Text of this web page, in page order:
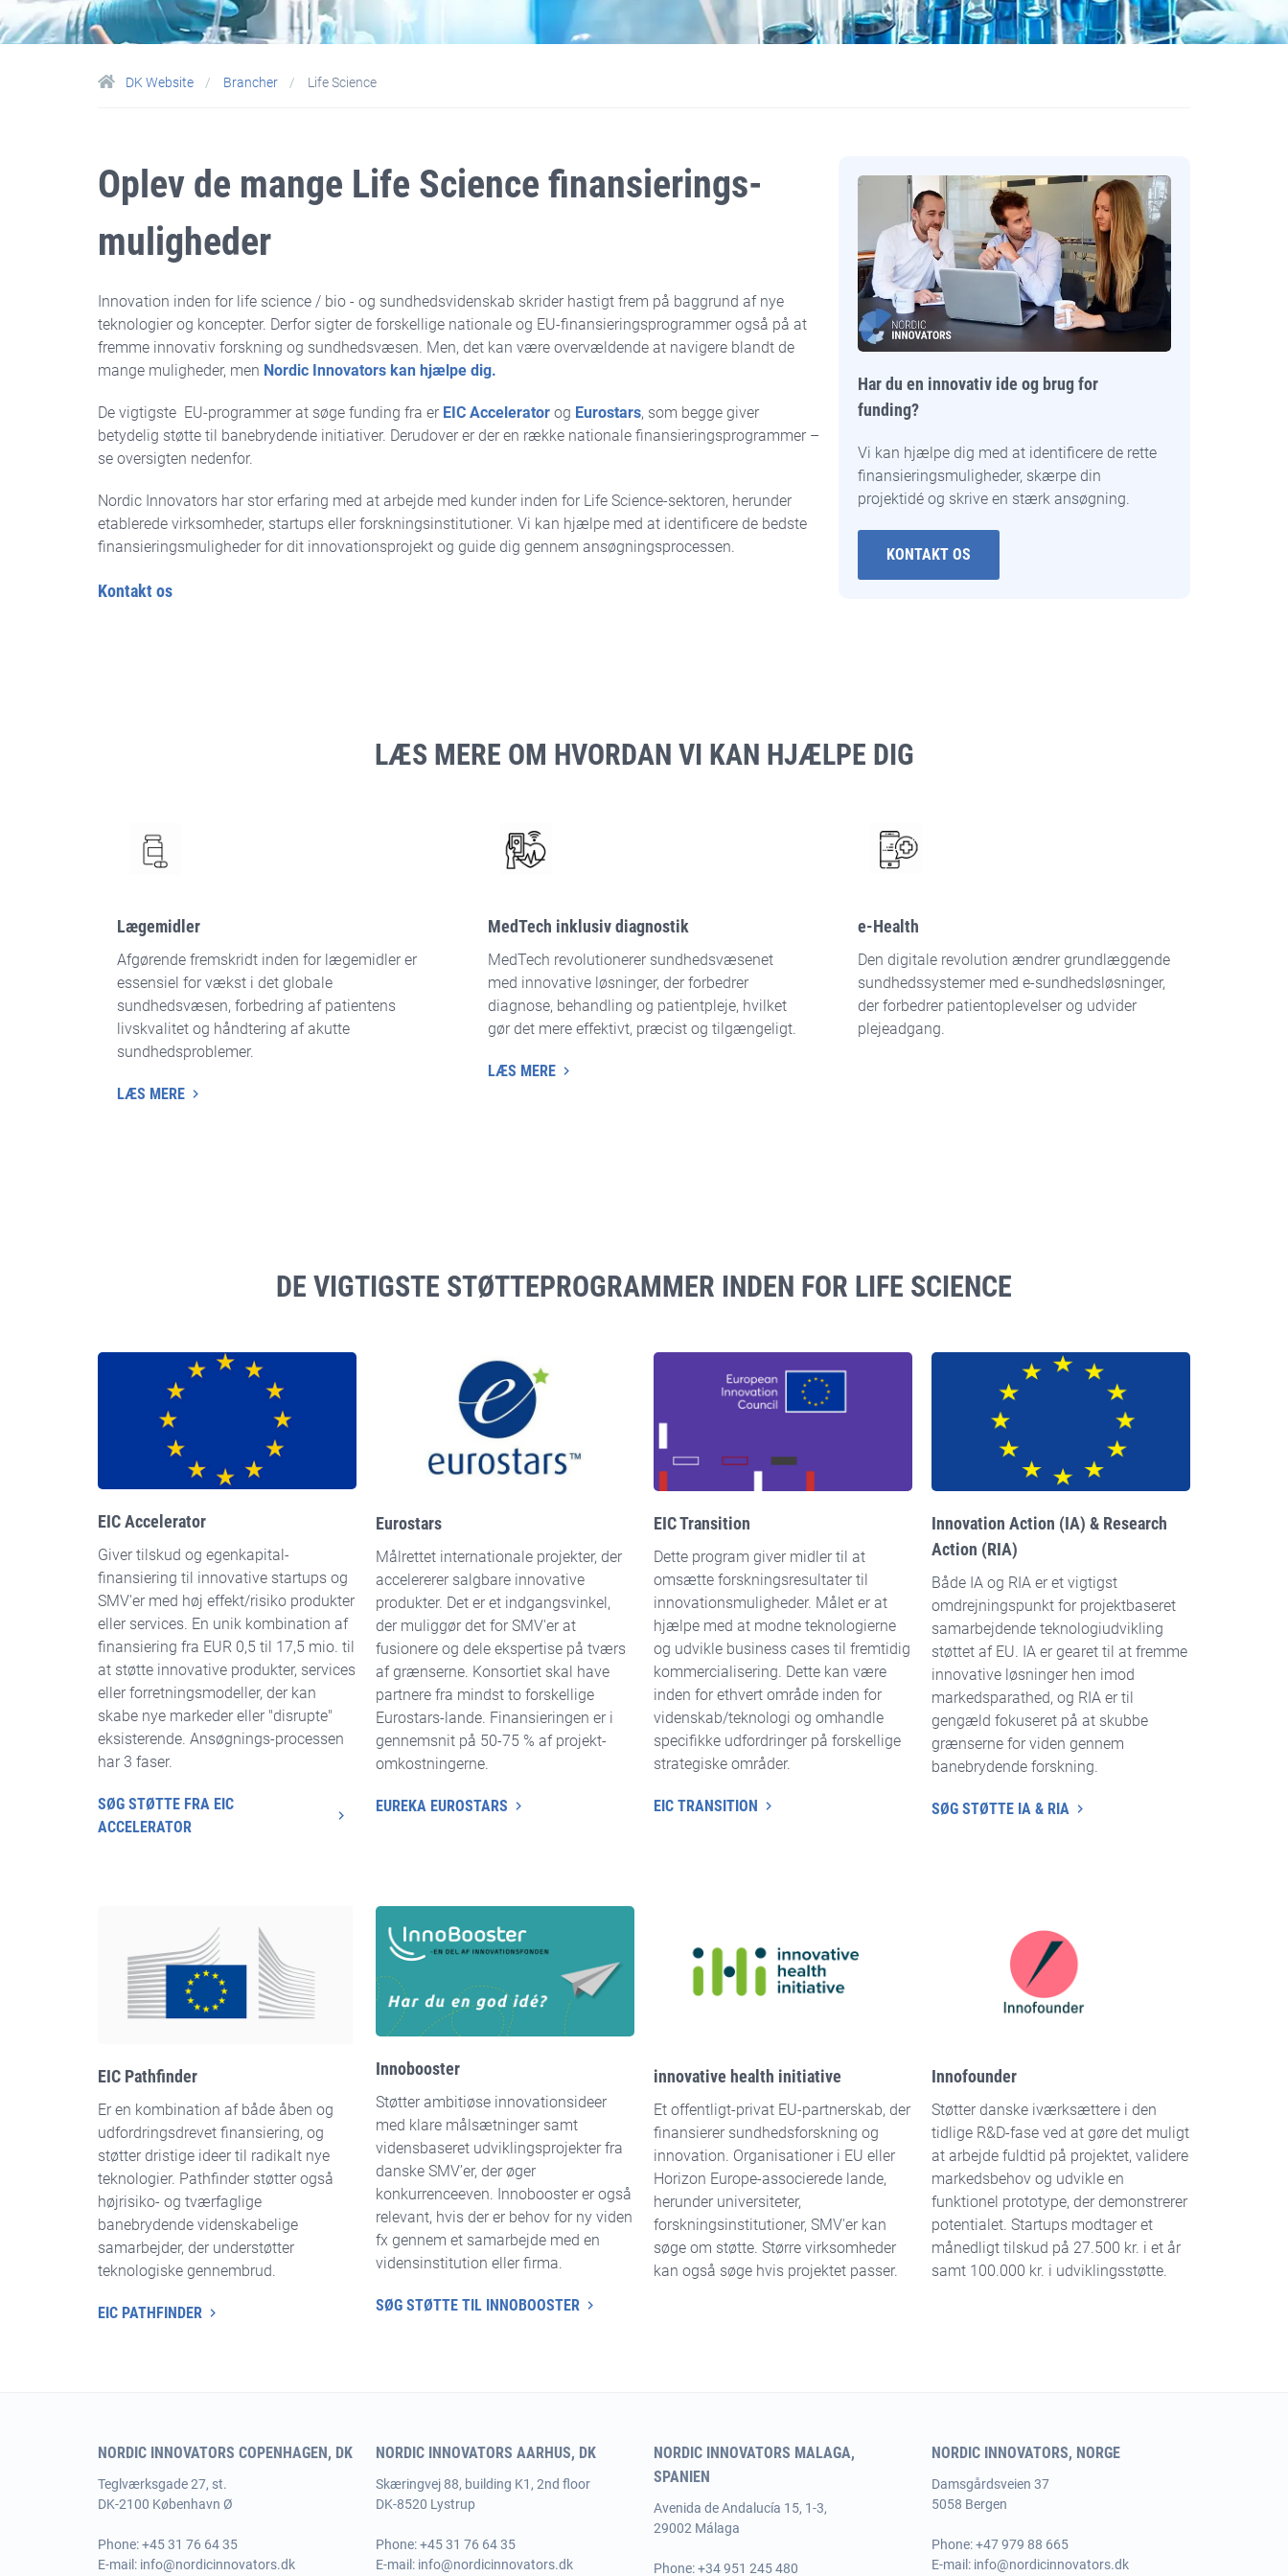
Vinnova
DK Website Brancher Life Science
Oplev de mange Life Science finansierings-
muligheder
Innovation inden for life science / bio - og sundhedsvidenskab skrider hastigt frem på baggrund af nye
teknologier og koncepter. Derfor sigter de forskellige nationale og EU-finansieringsprogrammer også på at
fremme innovativ forskning og sundhedsvæsen. Men, det kan være overvældende at navigere blandt de
mange muligheder, men Nordic Innovators kan hjælpe dig.
De vigtigste EU-programmer at søge funding fra er EIC Accelerator og Eurostars, som begge giver
betydelig støtte til banebrydende initiativer. Derudover er der en række nationale finansieringsprogrammer –
se oversigten nedenfor.
Nordic Innovators har stor erfaring med at arbejde med kunder inden for Life Science-sektoren, herunder
etablerede virksomheder, startups eller forskningsinstitutioner. Vi kan hjælpe med at identificere de bedste
finansieringsmuligheder for dit innovationsprojekt og guide dig gennem ansøgningsprocessen.
Kontakt os
Har du en innovativ ide og brug for
funding?
Vi kan hjælpe dig med at identificere de rette
finansieringsmuligheder, skærpe din
projektidé og skrive en stærk ansøgning.
KONTAKT OS
LÆS MERE OM HVORDAN VI KAN HJÆLPE DIG
Lægemidler
Afgørende fremskridt inden for lægemidler er
essensiel for vækst i det globale
sundhedsvæsen, forbedring af patientens
livskvalitet og håndtering af akutte
sundhedsproblemer.
LÆS MERE
MedTech inklusiv diagnostik
MedTech revolutionerer sundhedsvæsenet
med innovative løsninger, der forbedrer
diagnose, behandling og patientpleje, hvilket
gør det mere effektivt, præcist og tilgængeligt.
LÆS MERE
e-Health
Den digitale revolution ændrer grundlæggende
sundhedssystemer med e-sundhedsløsninger,
der forbedrer patientoplevelser og udvider
plejeadgang.
DE VIGTIGSTE STØTTEPROGRAMMER INDEN FOR LIFE SCIENCE
EIC Accelerator
Giver tilskud og egenkapital-
finansiering til innovative startups og
SMV'er med høj effekt/risiko produkter
eller services. En unik kombination af
finansiering fra EUR 0,5 til 17,5 mio. til
at støtte innovative produkter, services
eller forretningsmodeller, der kan
skabe nye markeder eller "disrupte"
eksisterende. Ansøgnings-processen
har 3 faser.
SØG STØTTE FRA EIC
ACCELERATOR
Eurostars
Målrettet internationale projekter, der
accelererer salgbare innovative
produkter. Det er et indgangsvinkel,
der muliggør det for SMV'er at
fusionere og dele ekspertise på tværs
af grænserne. Konsortiet skal have
partnere fra mindst to forskellige
Eurostars-lande. Finansieringen er i
gennemsnit på 50-75 % af projekt-
omkostningerne.
EUREKA EUROSTARS
EIC Transition
Dette program giver midler til at
omsætte forskningsresultater til
innovationsmuligheder. Målet er at
hjælpe med at modne teknologierne
og udvikle business cases til fremtidig
kommercialisering. Dette kan være
inden for ethvert område inden for
videnskab/teknologi og omhandle
specifikke udfordringer på forskellige
strategiske områder.
EIC TRANSITION
Innovation Action (IA) & Research
Action (RIA)
Både IA og RIA er et vigtigst
omdrejningspunkt for projektbaseret
samarbejdende teknologiudvikling
støttet af EU. IA er gearet til at fremme
innovative løsninger hen imod
markedsparathed, og RIA er til
gengæld fokuseret på at skubbe
grænserne for viden gennem
banebrydende forskning.
SØG STØTTE IA & RIA
EIC Pathfinder
Er en kombination af både åben og
udfordringsdrevet finansiering, og
støtter ​​dristige ideer til radikalt nye
teknologier. Pathfinder støtter også
højrisiko- og tværfaglige
banebrydende videnskabelige
samarbejder, der understøtter
teknologiske gennembrud.
EIC PATHFINDER
Innobooster
Støtter ambitiøse innovationsideer
med klare målsætninger samt
vidensbaseret udviklingsprojekter fra
danske SMV’er, der øger
konkurrenceeven. Innobooster er også
relevant, hvis der er behov for ny viden
fx gennem et samarbejde med en
vidensinstitution eller firma.
SØG STØTTE TIL INNOBOOSTER
innovative health initiative
Et offentligt-privat EU-partnerskab, der
finansierer sundhedsforskning og
innovation. Organisationer i EU eller
Horizon Europe-associerede lande,
herunder universiteter,
forskningsinstitutioner, SMV'er kan
søge om støtte. Større virksomheder
kan også søge hvis projektet passer.
Innofounder
Støtter danske iværksættere i den
tidlige R&D-fase ved at gøre det muligt
at arbejde fuldtid på projektet, validere
markedsbehov og udvikle en
funktionel prototype, der demonstrerer
potentialet. Startups modtager et
månedligt tilskud på 27.500 kr. i et år
samt 100.000 kr. i udviklingsstøtte.
NORDIC INNOVATORS COPENHAGEN, DK
Teglværksgade 27, st.
DK-2100 København Ø
Phone:+45 31 76 64 35
E-mail: info@nordicinnovators.dk
NORDIC INNOVATORS AARHUS, DK
Skæringvej 88, building K1, 2nd floor
DK-8520 Lystrup
Phone:+45 31 76 64 35
E-mail: info@nordicinnovators.dk
NORDIC INNOVATORS MALAGA,
SPANIEN
Avenida de Andalucía 15, 1-3,
29002 Málaga
Phone:+34 951 245 480
NORDIC INNOVATORS, NORGE
Damsgårdsveien 37
5058 Bergen
Phone:+47 979 88 665
E-mail: info@nordicinnovators.dk